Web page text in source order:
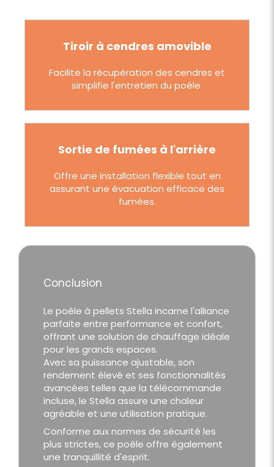
Tiroir à cendres amovible
Facilite la récupération des cendres et
simplifie l'entretien du poêle.
Sortie de fumées à l'arrière
Offre une installation flexible tout en
assurant une évacuation efficace des
fumées.
Conclusion
Le poêle à pellets Stella incarne l'alliance
parfaite entre performance et confort,
offrant une solution de chauffage idéale
pour les grands espaces.
Avec sa puissance ajustable, son
rendement élevé et ses fonctionnalités
avancées telles que la télécommande
incluse, le Stella assure une chaleur
agréable et une utilisation pratique.
Conforme aux normes de sécurité les
plus strictes, ce poêle offre également
une tranquillité d'esprit.